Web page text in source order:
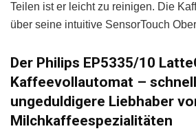
Teilen ist er leicht zu reinigen. Die
über seine intuitive SensorTouch
Der Philips EP5335/10
Kaffeevollautomat –
ungeduldigere Liebhaber
Milchkaffeespezialitäten